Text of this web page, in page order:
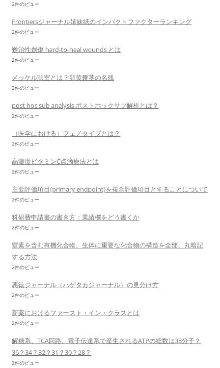
2件のビュー
Frontiersジャーナル姉妹紙のインパクトファクターランキング
2件のビュー
難治性創傷 hard-to-heal wounds とは
2件のビュー
メッケル憩室とは？卵黄嚢茎の名残
2件のビュー
post hoc sub analysis ポストホックサブ解析とは？
2件のビュー
（医学における）フェノタイプとは？
2件のビュー
高濃度ビタミンC点滴療法とは
2件のビュー
主要評価項目(primary endpoint)を複合評価項目とすることについて
2件のビュー
科研費申請書の書き方：業績欄をどう書くか
2件のビュー
窒素を含む有機化合物、生体に重要な化合物の構造を全部、丸暗記
する方法
2件のビュー
悪徳ジャーナル（ハゲタカジャーナル）の見分け方
2件のビュー
新薬におけるファースト・イン・クラスとは
2件のビュー
解糖系、TCA回路、電子伝達系で産生されるATPの総数は38分子？
36？34？32？31？30？28？
2件のビュー